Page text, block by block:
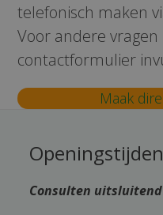
telefonisch maken
Voor andere
contactformulier
Maak
Openingstijden
Consulten